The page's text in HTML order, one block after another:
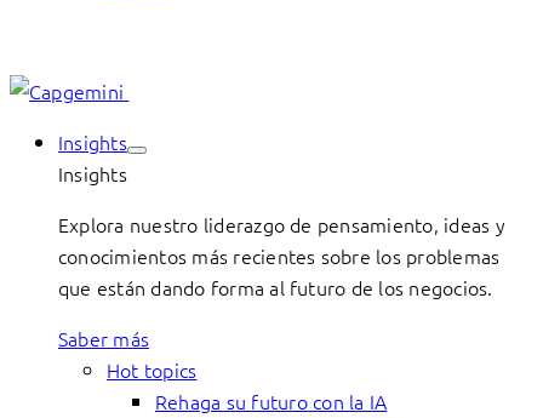
Insights
Insights
Explora nuestro liderazgo de pensamiento, ideas y
conocimientos más recientes sobre los problemas
que están dando forma al futuro de los negocios.
Saber más
Hot topics
Rehaga su futuro con la IA